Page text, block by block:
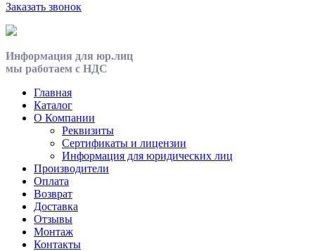
Заказать звонок
Информация для юр.лиц
мы работаем с НДС
Главная
Каталог
О Компании
Реквизиты
Сертификаты и лицензии
Информация для юридических лиц
Производители
Оплата
Возврат
Доставка
Отзывы
Монтаж
Контакты